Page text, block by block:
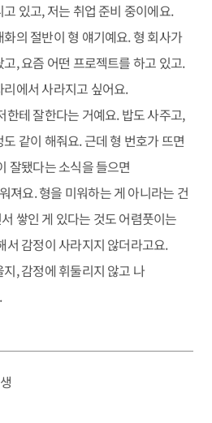
있고, 저는 취업 준비 중이에요.
의 절반이 형 얘기예요. 형 회사가
, 요즘 어떤 프로젝트를 하고 있고.
에서 사라지고 싶어요.
한테 잘한다는 거예요. 밥도 사주고,
같이 해줘요. 근데 형 번호가 뜨면
잘됐다는 소식을 들으면
져요. 형을 미워하는 게 아니라는 건
쌓인 게 있다는 것도 어렴풋이는
서 감정이 사라지지 않더라고요.
, 감정에 휘둘리지 않고 나